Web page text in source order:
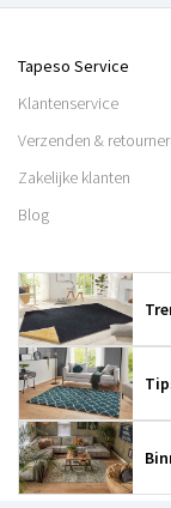
Tapeso Service
Klantenservice
Verzenden &
Zakelijke klanten
Blog